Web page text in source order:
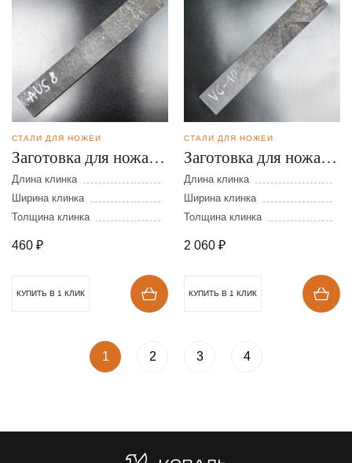
СТАЛИ ДЛЯ НОЖЕЙ
Заготовка для ножа из
стали AUS-8 размеры:
200х40х2,5 мм
Длина клинка
Ширина клинка
Толщина клинка
460 ₽
КУПИТЬ В 1 КЛИК
СТАЛИ ДЛЯ НОЖЕЙ
Заготовка для ножа из
стали VG-10 размеры:
300х40х4 мм
Длина клинка
Ширина клинка
Толщина клинка
2 060 ₽
КУПИТЬ В 1 КЛИК
1 2 3 4